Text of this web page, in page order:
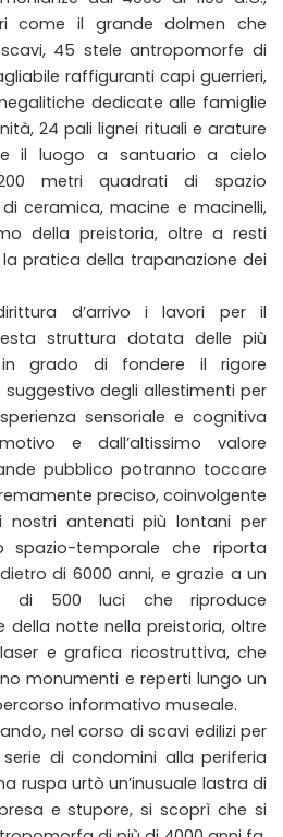
come il grande dolmen che
45 stele antropomorfe di
raffiguranti capi guerrieri,
dedicate alle famiglie
24 pali lignei rituali e arature
il luogo a santuario a cielo
metri quadrati di spazio
ceramica, macine e macinelli,
della preistoria, oltre a resti
pratica della trapanazione dei
d’arrivo i lavori per il
struttura dotata delle più
in grado di fondere il rigore
degli allestimenti per
sensoriale e cognitiva
e dall’altissimo valore
pubblico potranno toccare
preciso, coinvolgente
nostri antenati più lontani per
spazio-temporale che riporta
di 6000 anni, e grazie a un
di 500 luci che riproduce
della notte nella preistoria, oltre
e grafica ricostruttiva, che
monumenti e reperti lungo un
informativo museale.
nel corso di scavi edilizi per
di condomini alla periferia
ruspa urtò un’inusuale lastra di
e stupore, si scoprì che si